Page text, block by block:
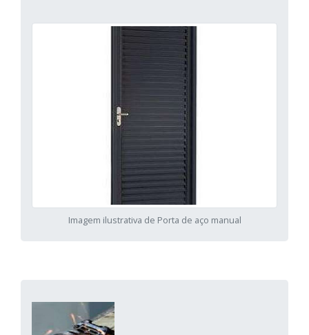
Imagem ilustrativa de Porta de aço manual